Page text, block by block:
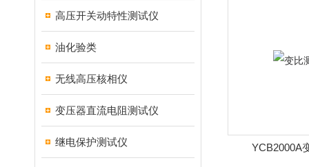
高压开关动特性测试仪
油化验类
无线高压核相仪
变压器直流电阻测试仪
继电保护测试仪 YCB2000A